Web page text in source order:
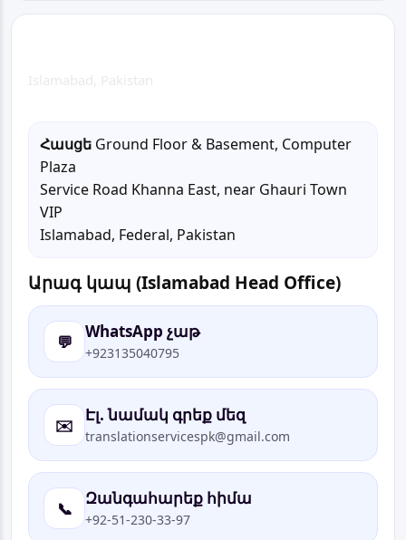
Հասցե Ground Floor & Basement, Computer
Plaza
Service Road Khanna East, near Ghauri Town
VIP
Islamabad, Federal, Pakistan
Արագ կապ (Islamabad Head Office)
💬 WhatsApp չաթ
+923135040795
✉️ Էլ. նամակ գրեք մեզ
translationservicespk@gmail.com
📞 Զանգահարեք հիմա
+92-51-230-33-97